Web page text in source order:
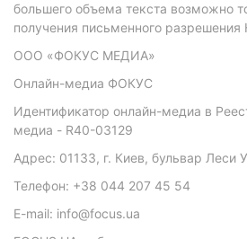
большего объема текста возможно
получения письменного разрешения
ООО «ФОКУС МЕДИА»
Онлайн-медиа ФОКУС
Идентификатор онлайн-медиа в
медиа - R40-03129
Адрес: 01133, г. Киев, бульвар Леси
Телефон: +38 044 207 45 54
E-mail: info@focus.ua